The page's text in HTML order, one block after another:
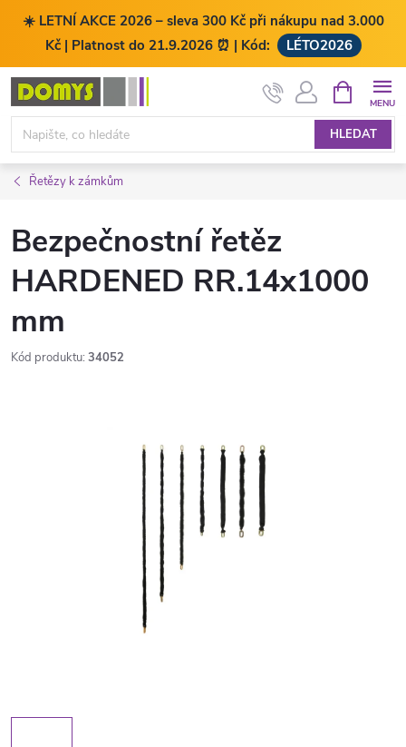
☀️ LETNÍ AKCE 2026 – sleva 300 Kč při nákupu nad 3.000
Kč | Platnost do 21.9.2026 ⏰ | Kód:
LÉTO2026
Přejít
obsah
HLEDAT
NÁKUPNÍ
KOŠÍK
Řetězy k zámkům
Bezpečnostní řetěz
HARDENED RR.14x1000
mm
Kód produktu: 34052